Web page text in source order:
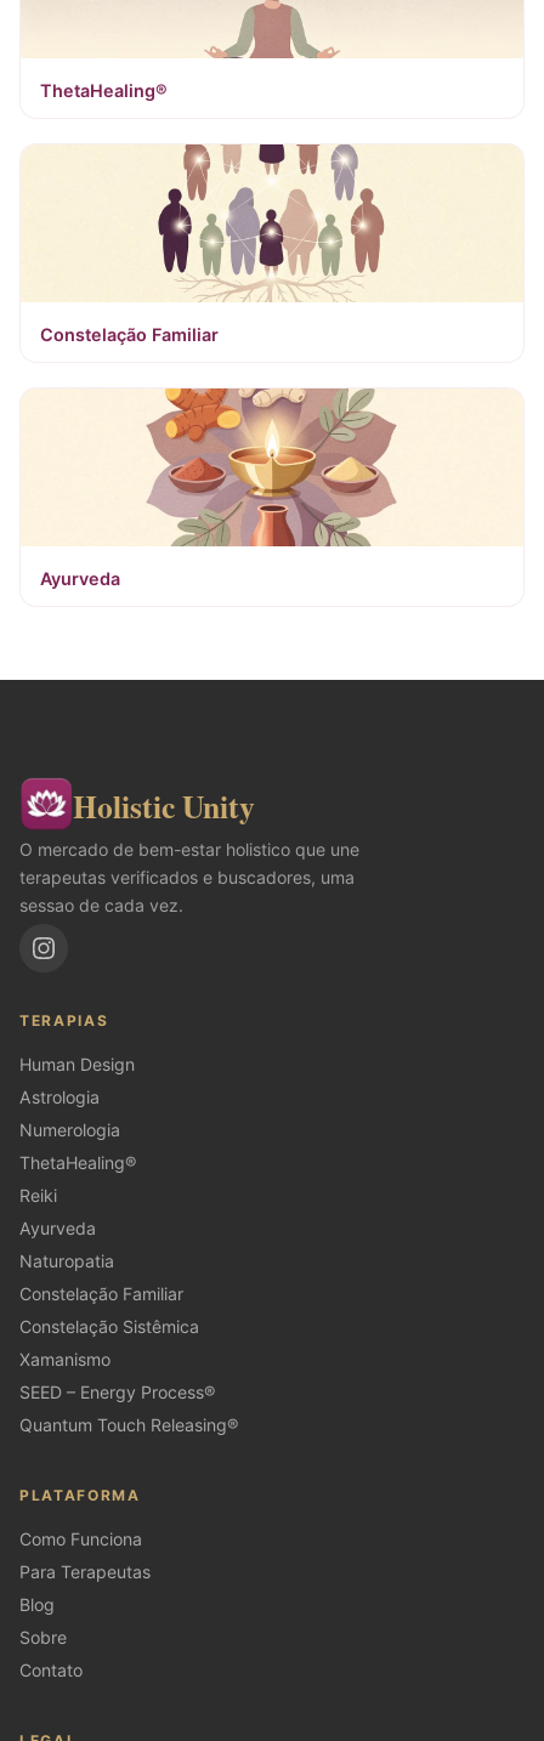
ThetaHealing®
Constelação Familiar
Ayurveda
Holistic Unity
O mercado de bem-estar holistico que une
terapeutas verificados e buscadores, uma
sessao de cada vez.
TERAPIAS
Human Design
Astrologia
Numerologia
ThetaHealing®
Reiki
Ayurveda
Naturopatia
Constelação Familiar
Constelação Sistêmica
Xamanismo
SEED – Energy Process®
Quantum Touch Releasing®
PLATAFORMA
Como Funciona
Para Terapeutas
Blog
Sobre
Contato